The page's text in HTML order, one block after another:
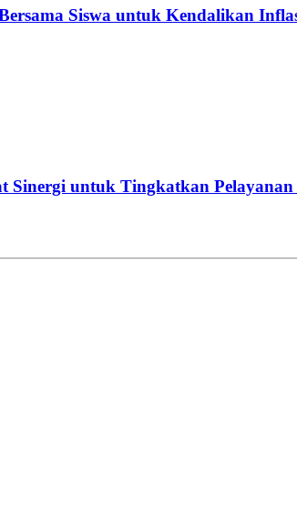
Siswa untuk Kendalikan
Sinergi untuk Tingkatkan Pelayanan